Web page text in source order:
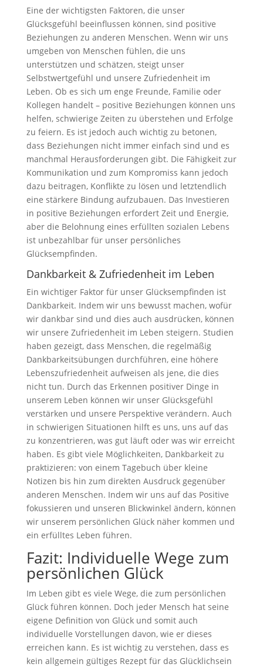
Eine der wichtigsten Faktoren, die unser
Glücksgefühl beeinflussen können, sind positive
Beziehungen zu anderen Menschen. Wenn wir uns
umgeben von Menschen fühlen, die uns
unterstützen und schätzen, steigt unser
Selbstwertgefühl und unsere Zufriedenheit im
Leben. Ob es sich um enge Freunde, Familie oder
Kollegen handelt – positive Beziehungen können uns
helfen, schwierige Zeiten zu überstehen und Erfolge
zu feiern. Es ist jedoch auch wichtig zu betonen,
dass Beziehungen nicht immer einfach sind und es
manchmal Herausforderungen gibt. Die Fähigkeit zur
Kommunikation und zum Kompromiss kann jedoch
dazu beitragen, Konflikte zu lösen und letztendlich
eine stärkere Bindung aufzubauen. Das Investieren
in positive Beziehungen erfordert Zeit und Energie,
aber die Belohnung eines erfüllten sozialen Lebens
ist unbezahlbar für unser persönliches
Glücksempfinden.
Dankbarkeit & Zufriedenheit im Leben
Ein wichtiger Faktor für unser Glücksempfinden ist
Dankbarkeit. Indem wir uns bewusst machen, wofür
wir dankbar sind und dies auch ausdrücken, können
wir unsere Zufriedenheit im Leben steigern. Studien
haben gezeigt, dass Menschen, die regelmäßig
Dankbarkeitsübungen durchführen, eine höhere
Lebenszufriedenheit aufweisen als jene, die dies
nicht tun. Durch das Erkennen positiver Dinge in
unserem Leben können wir unser Glücksgefühl
verstärken und unsere Perspektive verändern. Auch
in schwierigen Situationen hilft es uns, uns auf das
zu konzentrieren, was gut läuft oder was wir erreicht
haben. Es gibt viele Möglichkeiten, Dankbarkeit zu
praktizieren: von einem Tagebuch über kleine
Notizen bis hin zum direkten Ausdruck gegenüber
anderen Menschen. Indem wir uns auf das Positive
fokussieren und unseren Blickwinkel ändern, können
wir unserem persönlichen Glück näher kommen und
ein erfülltes Leben führen.
Fazit: Individuelle Wege zum
persönlichen Glück
Im Leben gibt es viele Wege, die zum persönlichen
Glück führen können. Doch jeder Mensch hat seine
eigene Definition von Glück und somit auch
individuelle Vorstellungen davon, wie er dieses
erreichen kann. Es ist wichtig zu verstehen, dass es
kein allgemein gültiges Rezept für das Glücklichsein